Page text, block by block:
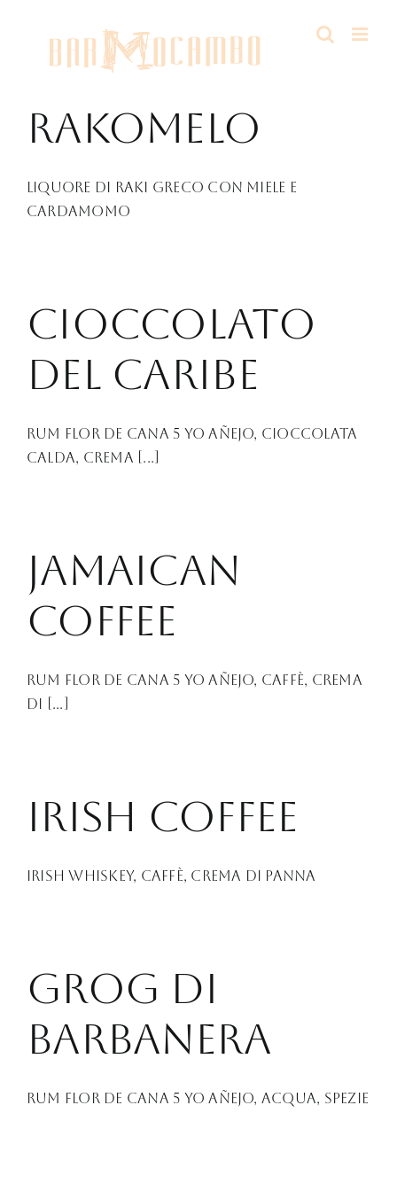
Rakomelo
Liquore di Raki greco con miele e
cardamomo
Cioccolato
del Caribe
Rum Flor de Cana 5 YO Añejo, cioccolata
calda, crema [...]
Jamaican
Coffee
Rum Flor de Cana 5 YO Añejo, caffè, crema
di [...]
Irish COffee
Irish Whiskey, caffè, crema di panna
Grog di
Barbanera
Rum Flor de Cana 5 YO Añejo, acqua, spezie